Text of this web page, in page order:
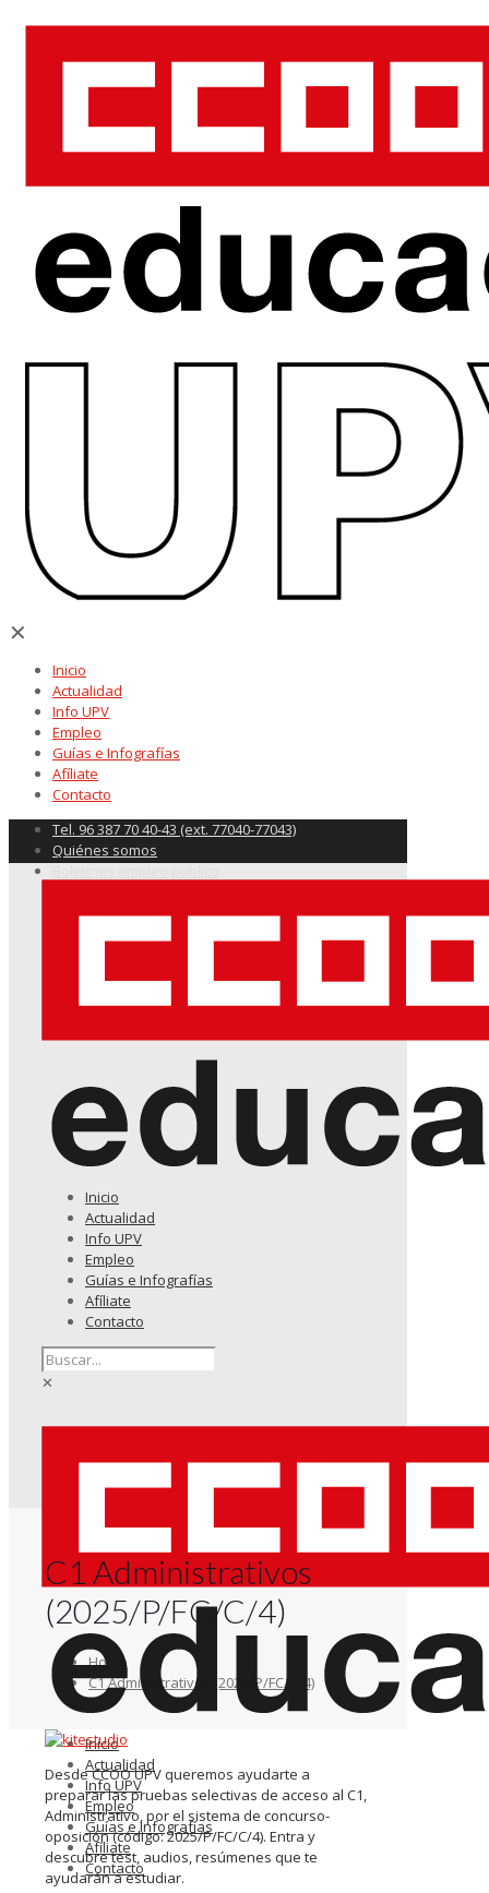
✕
Inicio
Actualidad
Info UPV
Empleo
Guías e Infografías
Afíliate
Contacto
Tel. 96 387 70 40-43 (ext. 77040-77043)
Quiénes somos
Inicio
Actualidad
Info UPV
Empleo
Guías e Infografías
Afíliate
Contacto
✕
Inicio
Actualidad
Info UPV
Empleo
Guías e Infografías
Afíliate
Contacto
C1 Administrativos
(2025/P/FC/C/4)
Home
C1 Administrativos (2025/P/FC/C/4)
Desde CCOO UPV queremos ayudarte a
preparar las pruebas selectivas de acceso al C1,
Administrativo, por el sistema de concurso-
oposición (código: 2025/P/FC/C/4). Entra y
descubre test, audios, resúmenes que te
ayudarán a estudiar.